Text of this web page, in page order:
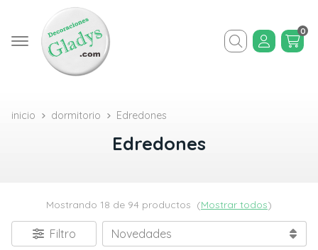
Buscar
0
inicio dormitorio Edredones
Edredones
Mostrando 18 de 94 productos (Mostrar todos)
Filtro